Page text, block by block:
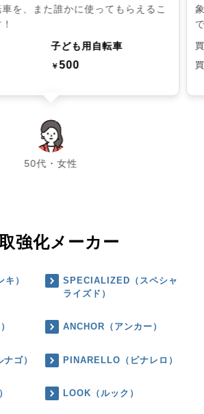
を、また誰かに使ってもらえるこ
子ども用自転車
￥500
50代・女性
chevron_left chevron_right
強化メーカー
）
SPECIALIZED（スペシャ
ライズド）
ANCHOR（アンカー）
ゴ） PINARELLO（ピナレロ）
LOOK（ルック）